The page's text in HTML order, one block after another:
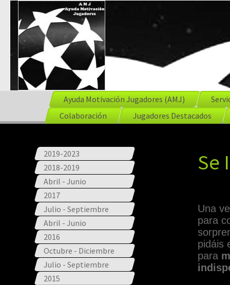
Ayuda Motivación Jugadores (AMJ)
Colaboración
Jugadores Destacados
2019-2023
2018-2019
Abril - Junio
2017
Julio - Septiembre
Abril - Junio
2016
Octubre - Diciembre
Julio - Septiembre
2015
Se
Una
para
pidáis
para